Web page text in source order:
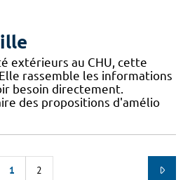
extérieurs au CHU, cette
rassemble les informations
besoin directement.
des propositions d'amélio
1 2